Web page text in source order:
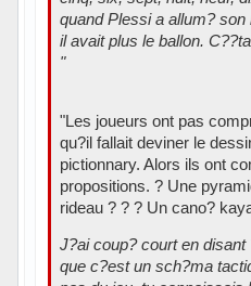
quand Plessi a allum?
il avait plus le ballon.
"
"Les joueurs ont pas
qu?il fallait deviner le
pictionnary. Alors ils ont
propositions. ? Une
rideau ? ? ? Un cano?
J?ai coup? court en
que c?est un sch?ma